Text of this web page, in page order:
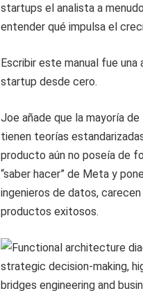
startups el analista a
entender qué impulsa el
Escribir este manual fue una
startup desde cero.
Joe añade que la mayoría
tienen teorías
producto aún no poseía de
“saber hacer” de Meta y
ingenieros de datos,
productos exitosos.